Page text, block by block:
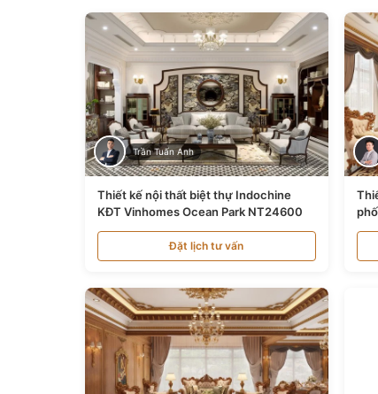
Trần Tuấn Anh
Thiết kế nội thất biệt thự Indochine
KĐT Vinhomes Ocean Park NT24600
Đặt lịch tư vấn